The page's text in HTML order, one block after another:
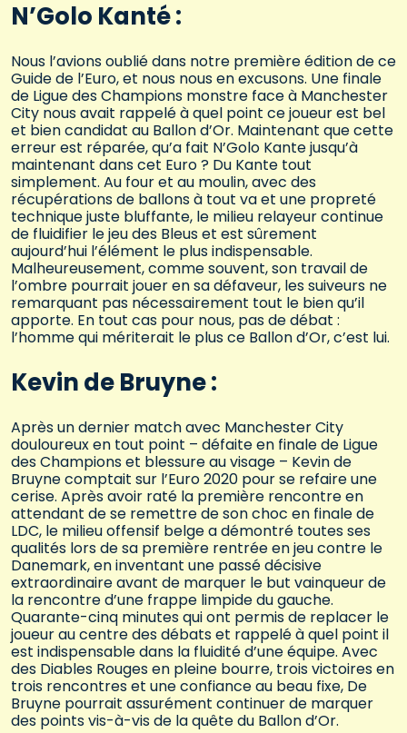
N’Golo Kanté :
Nous l’avions oublié dans notre première édition de ce
Guide de l’Euro, et nous nous en excusons. Une finale
de Ligue des Champions monstre face à Manchester
City nous avait rappelé à quel point ce joueur est bel
et bien candidat au Ballon d’Or. Maintenant que cette
erreur est réparée, qu’a fait N’Golo Kante jusqu’à
maintenant dans cet Euro ? Du Kante tout
simplement. Au four et au moulin, avec des
récupérations de ballons à tout va et une propreté
technique juste bluffante, le milieu relayeur continue
de fluidifier le jeu des Bleus et est sûrement
aujourd’hui l’élément le plus indispensable.
Malheureusement, comme souvent, son travail de
l’ombre pourrait jouer en sa défaveur, les suiveurs ne
remarquant pas nécessairement tout le bien qu’il
apporte. En tout cas pour nous, pas de débat :
l’homme qui mériterait le plus ce Ballon d’Or, c’est lui.
Kevin de Bruyne :
Après un dernier match avec Manchester City
douloureux en tout point – défaite en finale de Ligue
des Champions et blessure au visage – Kevin de
Bruyne comptait sur l’Euro 2020 pour se refaire une
cerise. Après avoir raté la première rencontre en
attendant de se remettre de son choc en finale de
LDC, le milieu offensif belge a démontré toutes ses
qualités lors de sa première rentrée en jeu contre le
Danemark, en inventant une passé décisive
extraordinaire avant de marquer le but vainqueur de
la rencontre d’une frappe limpide du gauche.
Quarante-cinq minutes qui ont permis de replacer le
joueur au centre des débats et rappelé à quel point il
est indispensable dans la fluidité d’une équipe. Avec
des Diables Rouges en pleine bourre, trois victoires en
trois rencontres et une confiance au beau fixe, De
Bruyne pourrait assurément continuer de marquer
des points vis-à-vis de la quête du Ballon d’Or.